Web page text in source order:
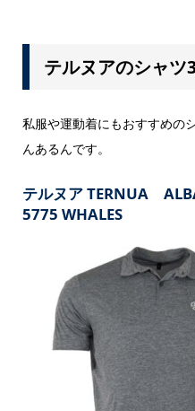
テルヌアのシャツ
私服や運動着にもおすすめの
んあるんです。
テルヌア TERNUA
5775 WHALES